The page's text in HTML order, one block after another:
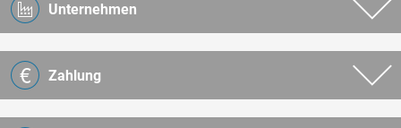
Unternehmen
Zahlung